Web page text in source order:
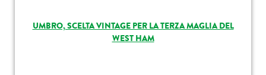
UMBRO, SCELTA VINTAGE PER LA TERZA MAGLIA DEL
WEST HAM